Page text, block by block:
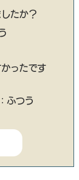
たか？
ったです
ふつう